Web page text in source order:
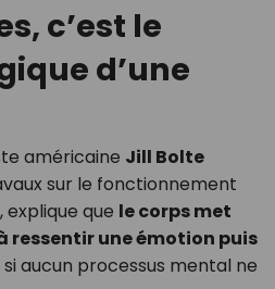
c’est le
d’une
américaine Jill Bolte
sur le fonctionnement
que le corps met
ressentir une émotion puis
si aucun processus mental ne